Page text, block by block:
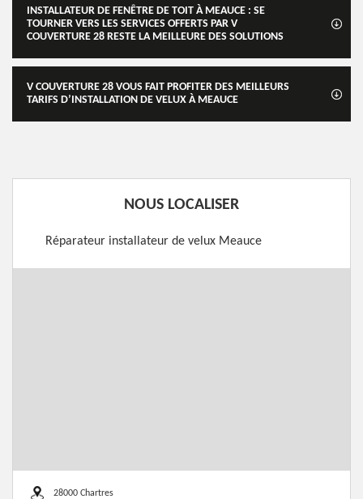
INSTALLATEUR DE FENÊTRE DE TOIT À MEAUCE : SE
TOURNER VERS LES SERVICES OFFERTS PAR V
COUVERTURE 28 RESTE LA MEILLEURE DES SOLUTIONS
V COUVERTURE 28 VOUS FAIT PROFITER DES MEILLEURS
TARIFS D’INSTALLATION DE VELUX À MEAUCE
NOUS LOCALISER
Réparateur installateur de velux Meauce
28000 Chartres